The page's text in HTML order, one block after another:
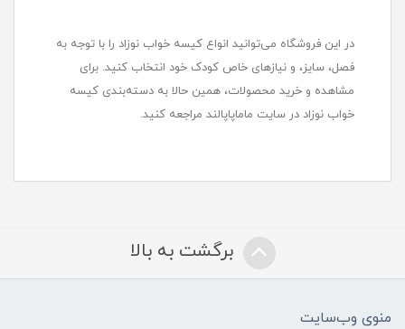
در این فروشگاه می‌توانید انواع کیسه خواب نوزاد را با توجه به
فصل، سایز، و نیازهای خاص کودک خود انتخاب کنید. برای
مشاهده و خرید محصولات، همین حالا به دسته‌بندی کیسه
خواب نوزاد در سایت ماماپاپالند مراجعه کنید.
برگشت به بالا
منوی وب‌سایت